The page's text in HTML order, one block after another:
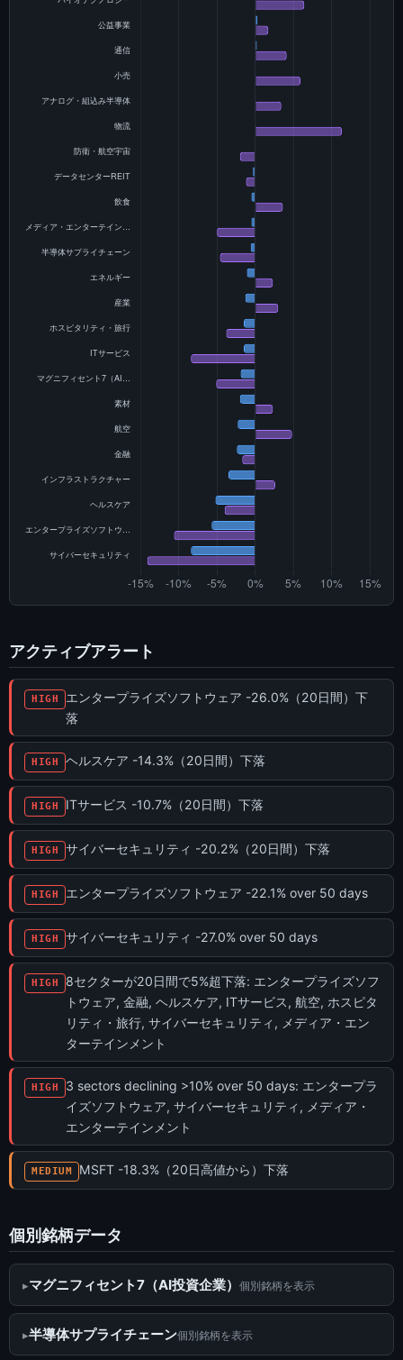
アクティブアラート
HIGH
エンタープライズソフトウェア -26.0%（20日間）下
落
HIGH ヘルスケア -14.3%（20日間）下落
HIGH ITサービス -10.7%（20日間）下落
HIGH サイバーセキュリティ -20.2%（20日間）下落
HIGH エンタープライズソフトウェア -22.1% over 50 days
HIGH サイバーセキュリティ -27.0% over 50 days
HIGH
8セクターが20日間で5%超下落: エンタープライズソフ
トウェア, 金融, ヘルスケア, ITサービス, 航空, ホスピタ
リティ・旅行, サイバーセキュリティ, メディア・エン
ターテインメント
HIGH
3 sectors declining >10% over 50 days: エンタープラ
イズソフトウェア, サイバーセキュリティ, メディア・
エンターテインメント
MEDIUM MSFT -18.3%（20日高値から）下落
個別銘柄データ
マグニフィセント7（AI投資企業） 個別銘柄を表示
半導体サプライチェーン個別銘柄を表示